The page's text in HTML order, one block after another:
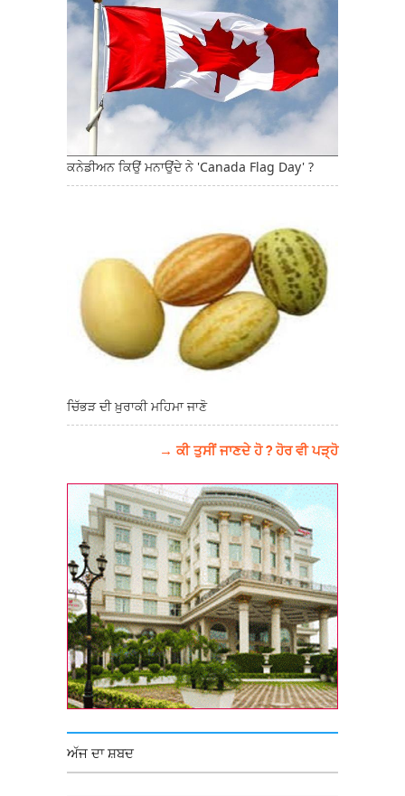
ਕਨੇਡੀਅਨ ਕਿਉਂ ਮਨਾਉਂਦੇ ਨੇ 'Canada Flag Day' ?
ਚਿੱਭੜ ਦੀ ਖ਼ੁਰਾਕੀ ਮਹਿਮਾ ਜਾਣੋ
→ ਕੀ ਤੁਸੀਂ ਜਾਣਦੇ ਹੋ ? ਹੋਰ ਵੀ ਪੜ੍ਹੋ
ਅੱਜ ਦਾ ਸ਼ਬਦ